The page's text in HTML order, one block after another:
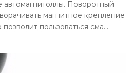
автомагнитоллы. Поворотный
магнитное крепление
пользоваться сма...